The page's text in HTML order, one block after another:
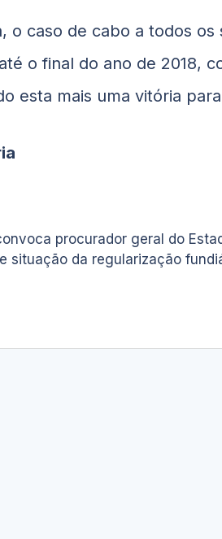
o caso de cabo a todos os
o final do ano de 2018,
esta mais uma vitória
procurador geral do
situação da regularização